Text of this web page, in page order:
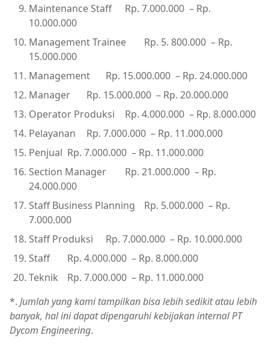
Maintenance Staff
Rp. 7.000.000 – Rp.
10.000.000
Management Trainee
Rp. 5. 800.000 – Rp.
15.000.000
Management
Rp. 15.000.000 – Rp. 24.000.000
Manager
Rp. 15.000.000 – Rp. 20.000.000
Operator Produksi
Rp. 4.000.000 – Rp. 8.000.000
Pelayanan
Rp. 7.000.000 – Rp. 11.000.000
Penjual Rp. 7.000.000 – Rp. 11.000.000
Section Manager
Rp. 21.000.000 – Rp.
24.000.000
Staff Business Planning
Rp. 5.000.000 – Rp.
7.000.000
Staff Produksi
Rp. 7.000.000 – Rp. 10.000.000
Staff
Rp. 4.000.000 – Rp. 8.000.000
Teknik
Rp. 7.000.000 – Rp. 11.000.000
*. Jumlah yang kami tampilkan bisa lebih sedikit atau lebih
banyak, hal ini dapat dipengaruhi kebijakan internal PT
Dycom Engineering.